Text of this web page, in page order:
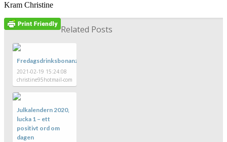
Kram Christine
Related Posts
Fredagsdrinksbonanza!
2021-02-19 15:24:08
christine95hotmail-com
Julkalendern 2020,
lucka 1 – ett
positivt ord om
dagen